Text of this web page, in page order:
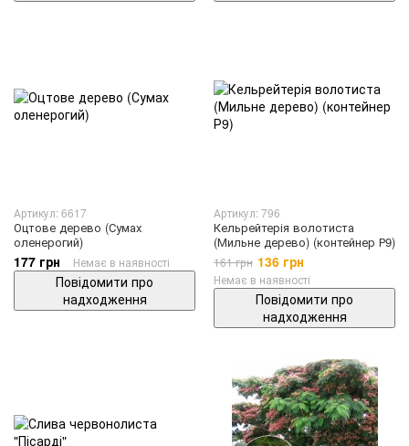
Артикул: 6617
Оцтове дерево (Сумах
оленерогий)
177 грн Немає в наявності
Повідомити про
надходження
Артикул: 796
Кельрейтерія волотиста
(Мильне дерево) (контейнер Р9)
161 грн 136 грн
Немає в наявності
Повідомити про
надходження